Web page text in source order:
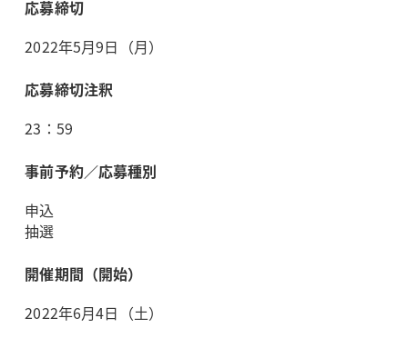
応募締切
2022年5月9日（月）
応募締切注釈
23：59
事前予約／応募種別
申込
抽選
開催期間（開始）
2022年6月4日（土）